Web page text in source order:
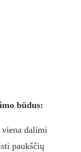
būdus:
viena dalimi
paukščių